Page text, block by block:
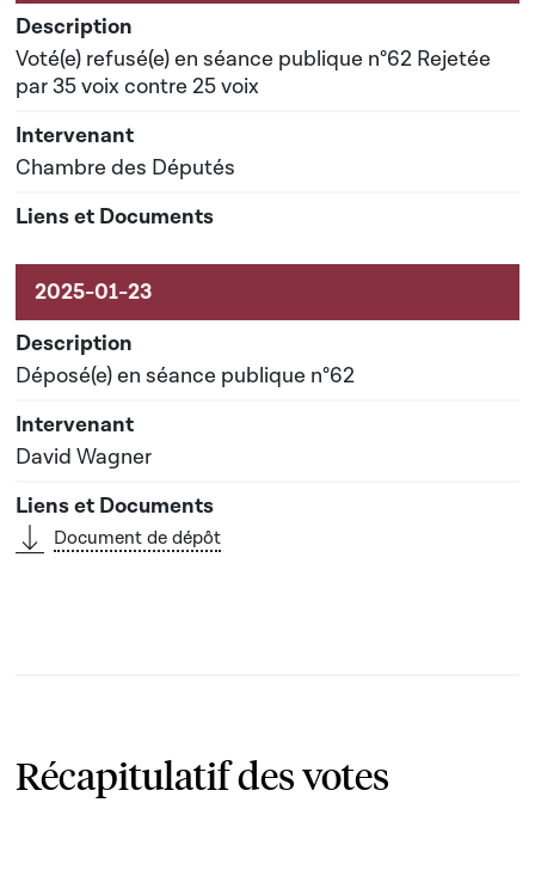
Voté(e) refusé(e) en séance publique n°62 Rejetée
par 35 voix contre 25 voix
Chambre des Députés
Déposé(e) en séance publique n°62
David Wagner
Document de dépôt
Récapitulatif des votes